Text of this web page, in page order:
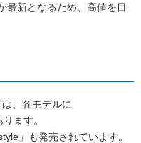
最新となるため、高値を目
、各モデルに
ます。
」も発売されています。